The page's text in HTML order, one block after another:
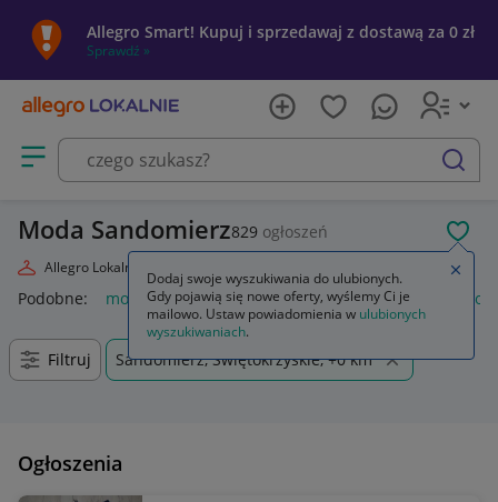
Allegro Smart! Kupuj i sprzedawaj z dostawą za 0 zł
Sprawdź »
Otwórz menu z kategoriami
szukaj
Moda Sandomierz829 ogłoszeń
Allegro Lokalnie
Podobne: moda markowa moda 2026 moda damska
Filtruj Sandomierz, Świętokrzyskie, +0 km
Ogłoszenia
Dodaj swoje wyszukiwania do ulubionych.
Gdy pojawią się nowe oferty, wyślemy Ci je
mailowo. Ustaw powiadomienia w ulubionych
wyszukiwaniach.